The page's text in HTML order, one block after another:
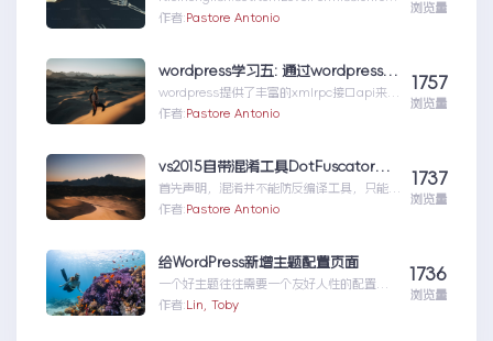
har...使用代码设置Item级的权限（权限总结
作者:Pastore Antonio
浏览量
wordpress学习五: 通过wordpress_xmlrpc的python包远程操作wordpress
wordpress提供了丰富的xmlrpc接口api来供
我们远程操控wp的内容。伟大的开源社区有
wordpress
作者:Pastore Antonio
1757
浏览量
vs2015自带混淆工具DotFuscator使用方法（超简单）
首先声明，混淆并不能防反编译工具，只能增
加反编译出来的代码阅读难度（把方法和变量
作者:Pastore Antonio
1737
浏览量
给WordPress新增主题配置页面
一个好主题往往需要一个友好人性的配置页
面，那怎么做呢？请听我细细道来。
作者: Lin, Toby
1736
浏览量